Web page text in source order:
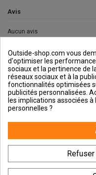
Avis
Aucun avis
Outside et vous
Contactez-nous
Outside-shop.com vous
d'optimiser les
sociaux et la pertinence de
réseaux sociaux et à la
fonctionnalités optimisées
publicités personnalisées.
les implications associées
personnelles ?